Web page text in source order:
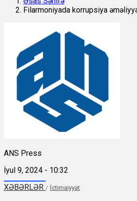
Filarmoniyada korrupsiya
ANS Press
İyul 9, 2024 - 10:32
XƏBƏRLƏR / İctimaiyyət